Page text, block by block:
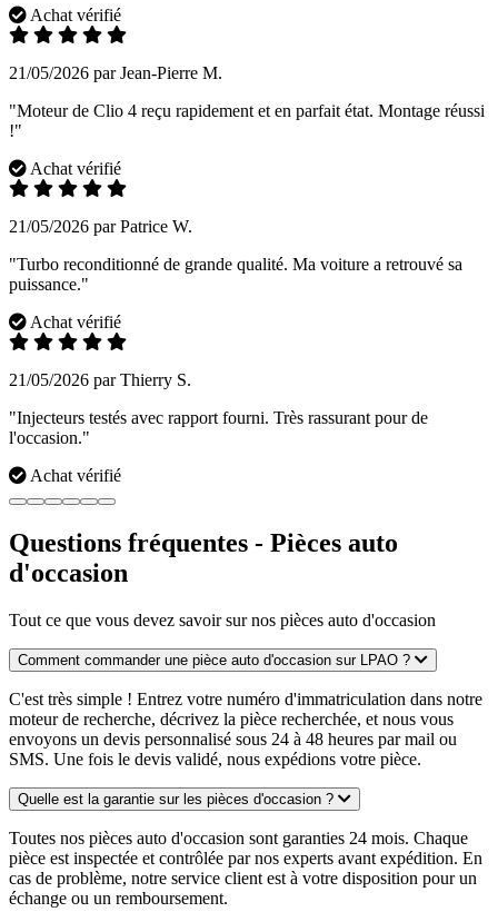
Achat vérifié
21/05/2026 par Jean-Pierre M.
"Moteur de Clio 4 reçu rapidement et en parfait état. Montage réussi
!"
Achat vérifié
21/05/2026 par Patrice W.
"Turbo reconditionné de grande qualité. Ma voiture a retrouvé sa
puissance."
Achat vérifié
21/05/2026 par Thierry S.
"Injecteurs testés avec rapport fourni. Très rassurant pour de
l'occasion."
Achat vérifié
Questions fréquentes - Pièces auto
d'occasion
Tout ce que vous devez savoir sur nos pièces auto d'occasion
Comment commander une pièce auto d'occasion sur LPAO ?
C'est très simple ! Entrez votre numéro d'immatriculation dans notre
moteur de recherche, décrivez la pièce recherchée, et nous vous
envoyons un devis personnalisé sous 24 à 48 heures par mail ou
SMS. Une fois le devis validé, nous expédions votre pièce.
Quelle est la garantie sur les pièces d'occasion ?
Toutes nos pièces auto d'occasion sont garanties 24 mois. Chaque
pièce est inspectée et contrôlée par nos experts avant expédition. En
cas de problème, notre service client est à votre disposition pour un
échange ou un remboursement.